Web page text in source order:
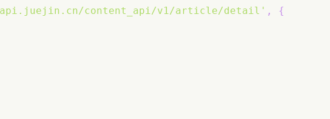
content_api/v1/article/detail' ,
{